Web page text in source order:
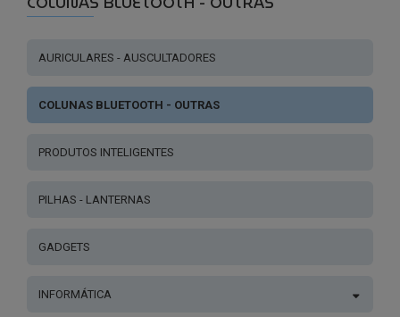
AURICULARES - AUSCULTADORES
COLUNAS BLUETOOTH - OUTRAS
PRODUTOS INTELIGENTES
PILHAS - LANTERNAS
GADGETS
INFORMÁTICA